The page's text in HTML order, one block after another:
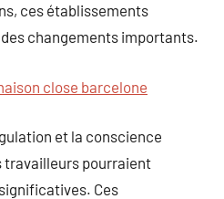
ces établissements
changements importants.
close barcelone
et la conscience
travailleurs pourraient
Ces